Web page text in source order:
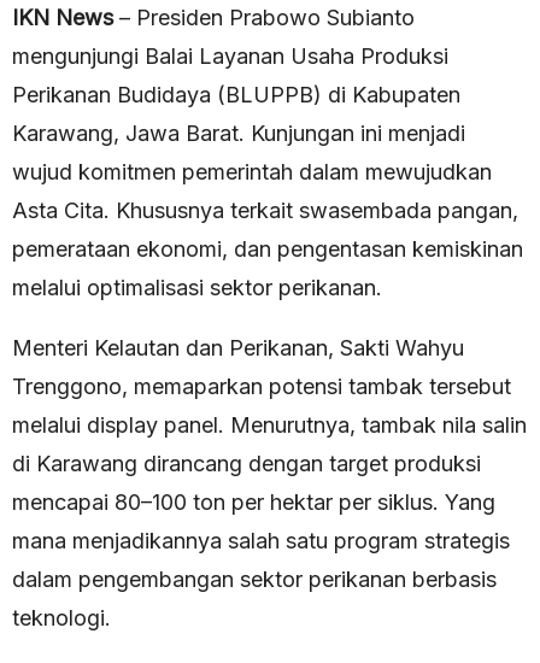
IKN News– Presiden Prabowo Subianto
mengunjungi Balai Layanan Usaha Produksi
Perikanan Budidaya (BLUPPB) di Kabupaten
Karawang, Jawa Barat. Kunjungan ini menjadi
wujud komitmen pemerintah dalam mewujudkan
Asta Cita. Khususnya terkait swasembada pangan,
pemerataan ekonomi, dan pengentasan kemiskinan
melalui optimalisasi sektor perikanan.
Menteri Kelautan dan Perikanan, Sakti Wahyu
Trenggono, memaparkan potensi tambak tersebut
melalui display panel. Menurutnya, tambak nila salin
di Karawang dirancang dengan target produksi
mencapai 80–100 ton per hektar per siklus. Yang
mana menjadikannya salah satu program strategis
dalam pengembangan sektor perikanan berbasis
teknologi.